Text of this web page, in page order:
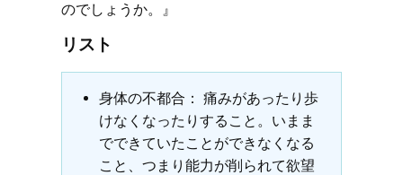
のでしょうか。』
リスト
身体の不都合： 痛みがあったり歩
けなくなったりすること。いまま
でできていたことができなくなる
こと、つまり能力が削られて欲望